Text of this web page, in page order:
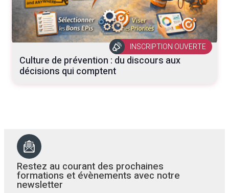
INSCRIPTION OUVERTE
Culture de prévention : du discours aux
décisions qui comptent
Restez au courant des prochaines
formations et évènements avec notre
newsletter